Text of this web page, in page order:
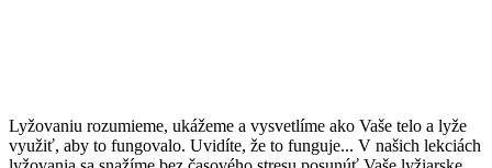
Lyžovaniu rozumieme, ukážeme a vysvetlíme ako Vaše telo a lyže
využiť, aby to fungovalo. Uvidíte, že to funguje... V našich lekciách